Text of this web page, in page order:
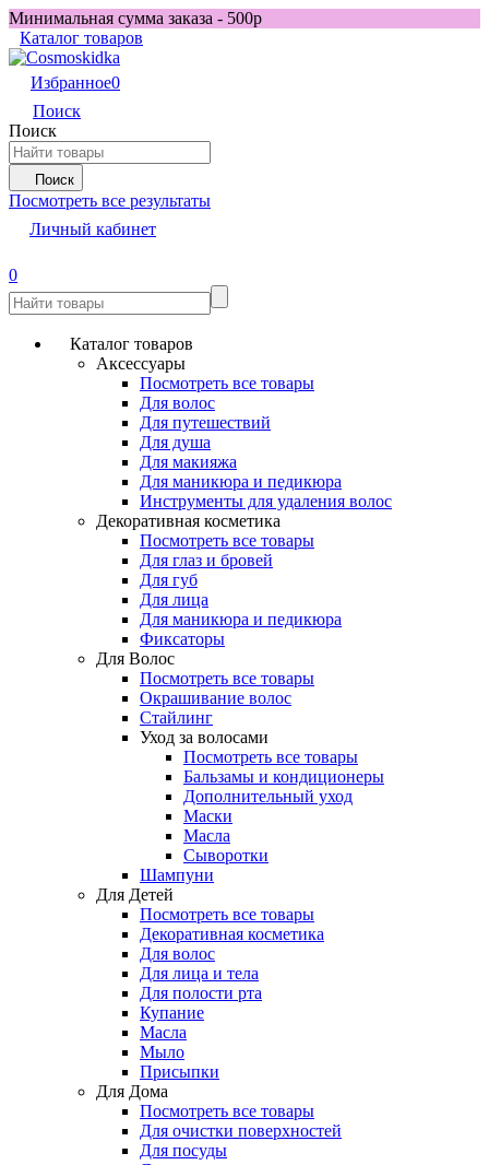
Минимальная сумма заказа - 500р
Каталог товаров
Избранное0
Поиск
Поиск
Поиск
Посмотреть все результаты
Личный кабинет
0
Каталог товаров
Аксессуары
Посмотреть все товары
Для волос
Для путешествий
Для душа
Для макияжа
Для маникюра и педикюра
Инструменты для удаления волос
Декоративная косметика
Посмотреть все товары
Для глаз и бровей
Для губ
Для лица
Для маникюра и педикюра
Фиксаторы
Для Волос
Посмотреть все товары
Окрашивание волос
Стайлинг
Уход за волосами
Посмотреть все товары
Бальзамы и кондиционеры
Дополнительный уход
Маски
Масла
Сыворотки
Шампуни
Для Детей
Посмотреть все товары
Декоративная косметика
Для волос
Для лица и тела
Для полости рта
Купание
Масла
Мыло
Присыпки
Для Дома
Посмотреть все товары
Для очистки поверхностей
Для посуды